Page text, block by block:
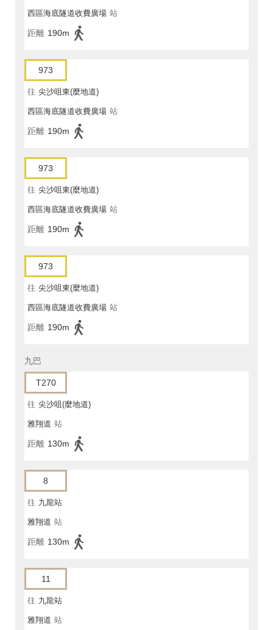
西區海底隧道收費廣場 站
距離 190m
973
往 尖沙咀東(麼地道)
西區海底隧道收費廣場 站
距離 190m
973
往 尖沙咀東(麼地道)
西區海底隧道收費廣場 站
距離 190m
973
往 尖沙咀東(麼地道)
西區海底隧道收費廣場 站
距離 190m
九巴
T270
往 尖沙咀(麼地道)
雅翔道 站
距離 130m
8
往 九龍站
雅翔道 站
距離 130m
11
往 九龍站
雅翔道 站